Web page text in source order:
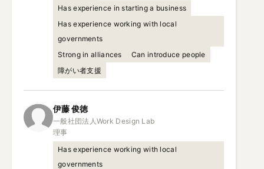
Has experience in starting a business
Has experience working with local
governments
Strong in alliances
Can introduce people
障がい者支援
伊藤俊徳
一般社団法人Work Design Lab
理事
Has experience working with local
governments